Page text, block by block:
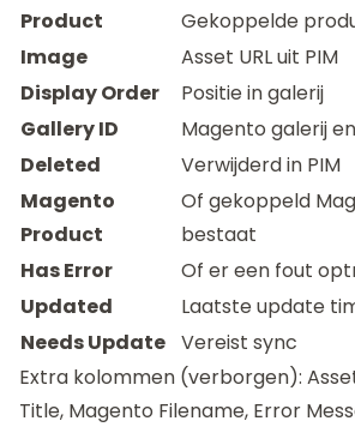
Product
Gekoppelde
Image
Asset URL uit PIM
Display Order
Positie in galerij
Gallery ID
Magento galerij
Deleted
Verwijderd in PIM
Magento
Product
Of gekoppeld
bestaat
Has Error
Of er een fout
Updated
Laatste update
Needs Update Vereist sync
Extra kolommen (verborgen):
Title, Magento Filename, Error